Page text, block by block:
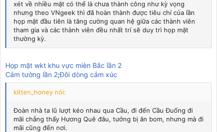
xét về nhiều mặt có thể là chưa thành công như kỳ vọng
nhưng theo VNgeek thì đã hoàn thành được tiêu chí của lần
họp mặt đầu tiên là tăng cường quan hệ giữa các thành viên
tham gia và các thành viên đều nhất trí sẽ duy trì họp mặt
thường kỳ.
Họp mặt wkt khu vực mièn Bắc lần 2
Cảm tường lần 2;Đôi dòng cảm xúc
kitten_honey nói:
Đoàn nhà ta lũ lượt kéo nhau qua Cầu, đi đến Cầu Đuống đi
mãi chẳng thấy Hương Quê đâu, tưởng bị ăn bom, nhưng mà đi
mãi cũng đến nơi.